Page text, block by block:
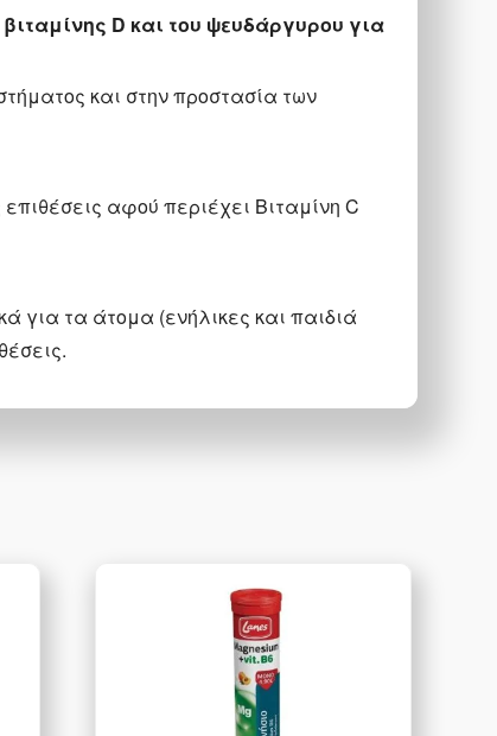
D και του ψευδάργυρου για
και στην προστασία των
αφού περιέχει Βιταμίνη C
για τα άτομα (ενήλικες και παιδιά